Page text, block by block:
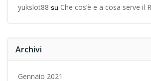
yukslot88 su Che cos’è e a cosa serve il
Archivi
Gennaio 2021